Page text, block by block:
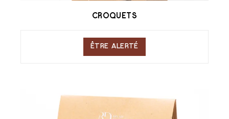
CROQUETS
ÊTRE ALERTÉ